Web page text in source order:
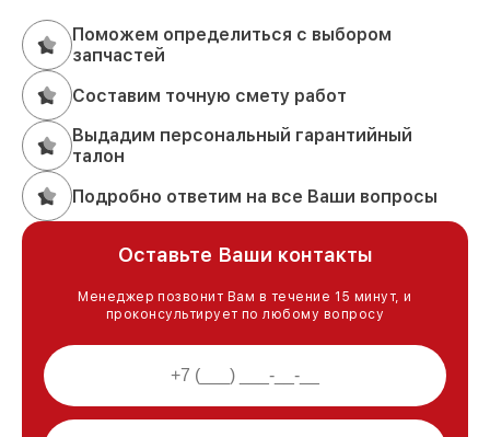
Поможем определиться с выбором
запчастей
Составим точную смету работ
Выдадим персональный гарантийный
талон
Подробно ответим на все Ваши вопросы
Оставьте Ваши контакты
Менеджер позвонит Вам в течение 15 минут, и
проконсультирует по любому вопросу